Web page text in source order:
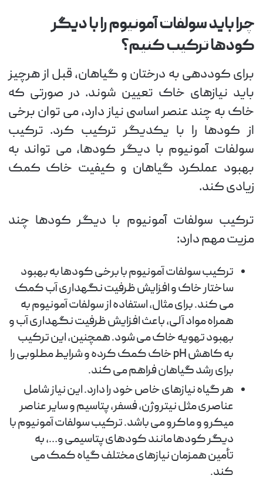
چرا باید سولفات آمونیوم را با دیگر
کودها ترکیب کنیم؟
برای کوددهی به درختان و گیاهان، قبل از هرچیز
باید نیازهای خاک تعیین شوند. در صورتی که
خاک به چند عنصر اساسی نیاز دارد، می توان برخی
از کودها را با یکدیگر ترکیب کرد. ترکیب
سولفات آمونیوم با دیگر کودها، می تواند به
بهبود عملکرد گیاهان و کیفیت خاک کمک
زیادی کند.
ترکیب سولفات آمونیوم با دیگر کودها چند
مزیت مهم دارد:
ترکیب سولفات آمونیوم با برخی کودها به بهبود
ساختار خاک و افزایش ظرفیت نگهداری آب کمک
می کند. برای مثال، استفاده از سولفات آمونیوم به
همراه مواد آلی، باعث افزایش ظرفیت نگهداری آب و
بهبود تهویه خاک می شود. همچنین، این ترکیب
به کاهش pH خاک کمک کرده و شرایط مطلوبی را
برای رشد گیاهان فراهم می کند.
هر گیاه نیازهای خاص خود را دارد. این نیاز شامل
عناصری مثل نیتروژن، فسفر، پتاسیم و سایر عناصر
میکرو و ماکرو می باشد. ترکیب سولفات آمونیوم با
دیگر کودها مانند کودهای پتاسیمی و…، به
تأمین همزمان نیازهای مختلف گیاه کمک می
کند.